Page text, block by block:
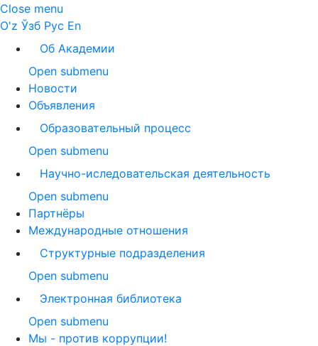
Close menu
O'z Ўзб Рус En
Об Академии
Open submenu
Новости
Объявления
Образовательный процесс
Open submenu
Научно-иследовательская деятельность
Open submenu
Партнёры
Международные отношения
Структурные подразделения
Open submenu
Электронная библиотека
Open submenu
Мы - против коррупции!